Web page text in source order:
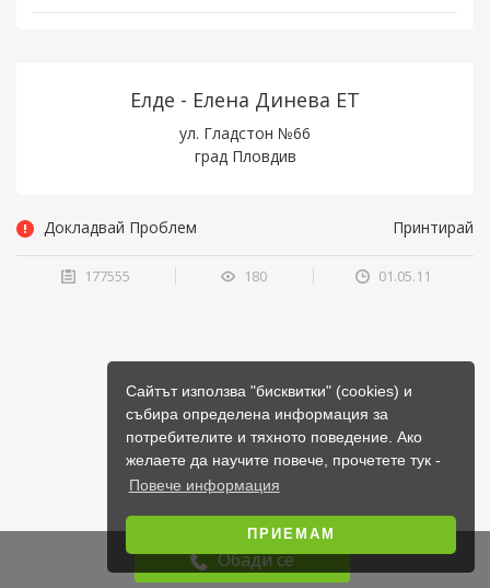
Сайтът използва "бисквитки" (cookies) и
събира определена информация за
потребителите и тяхното поведение. Ако
желаете да научите повече, прочетете тук -
Повече информация
ПРИЕМАМ
Елде - Елена Динева ЕТ
ул. Гладстон №66
град Пловдив
Обади се
Докладвай Проблем Принтирай
177555 180 01.05.11